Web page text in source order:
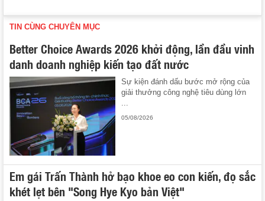
TIN CÙNG CHUYÊN MỤC
Better Choice Awards 2026 khởi động, lần đầu vinh
danh doanh nghiệp kiến tạo đất nước
Sự kiện đánh dấu bước mở rộng của
giải thưởng công nghệ tiêu dùng lớn
...
05/08/2026
Em gái Trấn Thành hở bạo khoe eo con kiến, đọ sắc
khét lẹt bên "Song Hye Kyo bản Việt"